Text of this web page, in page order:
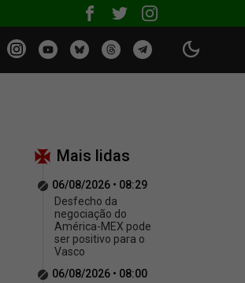
Mais lidas
06/08/2026 • 08:29
Desfecho da
negociação do
América-MEX pode
ser positivo para o
Vasco
06/08/2026 • 08:00